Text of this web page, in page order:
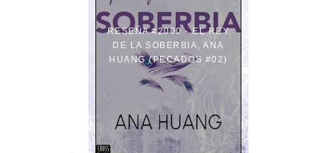
RESEÑA #2000 - EL REY
DE LA SOBERBIA, ANA
HUANG (PECADOS #02)